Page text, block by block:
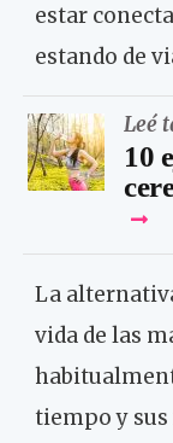
estar
estando de
Leé
10
La
vida de las
tiempo y